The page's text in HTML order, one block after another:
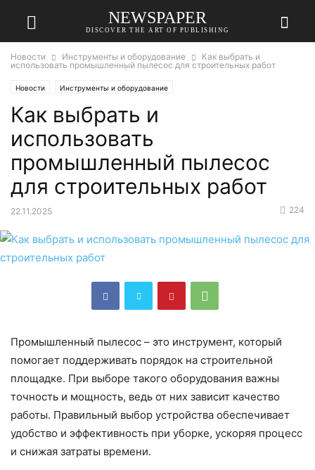
NEWSPAPER
DISCOVER THE ART OF PUBLISHING
Новости Инструменты и оборудование
Как выбрать и
использовать промышленный пылесос для строительных работ
Новости Инструменты и оборудование
Как выбрать и
использовать
промышленный пылесос
для строительных работ
22.11.2025 224
Промышленный пылесос – это инструмент, который
помогает поддерживать порядок на строительной
площадке. При выборе такого оборудования важны
точность и мощность, ведь от них зависит качество
работы. Правильный выбор устройства обеспечивает
удобство и эффективность при уборке, ускоряя процесс
и снижая затраты времени.